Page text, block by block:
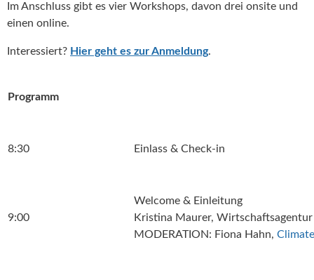
Im Anschluss gibt es vier Workshops, davon drei onsite und
einen online.
Interessiert? Hier geht es zur Anmeldung.
Programm
8:30 Einlass & Check-in
9:00
Welcome & Einleitung
Kristina Maurer,
MODERATION: Fiona Hahn,